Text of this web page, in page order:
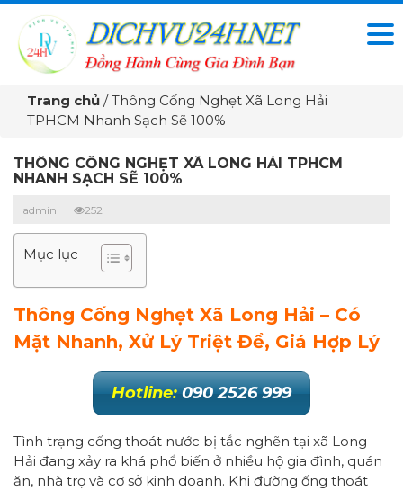
Trang chủ /Thông Cống Nghẹt Xã Long Hải
TPHCM Nhanh Sạch Sẽ 100%
THÔNG CỐNG NGHẸT XÃ LONG HẢI TPHCM
NHANH SẠCH SẼ 100%
admin 252
Mục lục
Thông Cống Nghẹt Xã Long Hải – Có
Mặt Nhanh, Xử Lý Triệt Để, Giá Hợp Lý
Hotline: 090 2526 999
Tình trạng cống thoát nước bị tắc nghẽn tại xã Long
Hải đang xảy ra khá phổ biến ở nhiều hộ gia đình, quán
ăn, nhà trọ và cơ sở kinh doanh. Khi đường ống thoát